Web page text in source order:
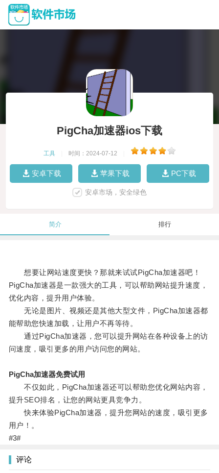
PigCha加速器ios下载
工具 时间：2024-07-12
安卓下载 苹果下载 PC下载
安卓市场，安全绿色
简介 排行
想要让网站速度更快？那就来试试PigCha加速器吧！
PigCha加速器是一款强大的工具，可以帮助网站提升速度，
优化内容，提升用户体验。
无论是图片、视频还是其他大型文件，PigCha加速器都
能帮助您快速加载，让用户不再等待。
通过PigCha加速器，您可以提升网站在各种设备上的访
问速度，吸引更多的用户访问您的网站。
PigCha加速器免费试用
不仅如此，PigCha加速器还可以帮助您优化网站内容，
提升SEO排名，让您的网站更具竞争力。
快来体验PigCha加速器，提升您网站的速度，吸引更多
用户！。
#3#
评论